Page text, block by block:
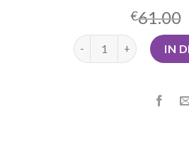
€61.00
saturn kopfhörer IN